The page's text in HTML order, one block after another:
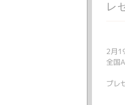
レ
2月
全国
プレ